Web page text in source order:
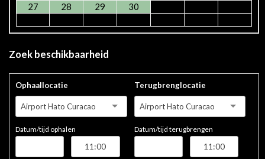
27
28 29 30
Zoek beschikbaarheid
Ophaallocatie
Airport Hato Curacao
Datum/tijd ophalen
Terugbrenglocatie
Airport Hato Curacao
Datum/tijd terugbrengen